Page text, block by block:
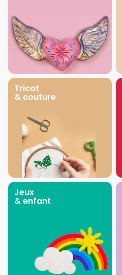
Tricot
& couture
Jeux
& enfant